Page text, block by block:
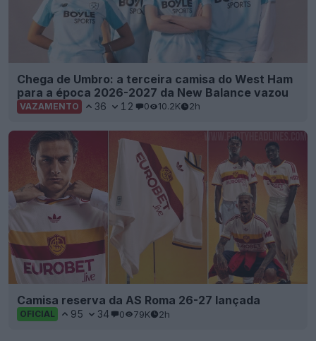
Chega de Umbro: a terceira camisa do West Ham
para a época 2026-2027 da New Balance vazou
VAZAMENTO 36 12 0 10.2K 2h
Camisa reserva da AS Roma 26-27 lançada
OFICIAL 95 34 0 79K 2h